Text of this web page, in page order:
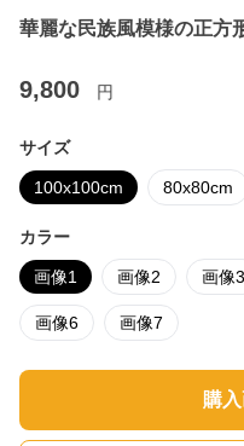
華麗な民族風模様の正方
9,800 円
サイズ
100x100cm 80x80cm
カラー
画像1 画像2 画像3
画像6 画像7
購